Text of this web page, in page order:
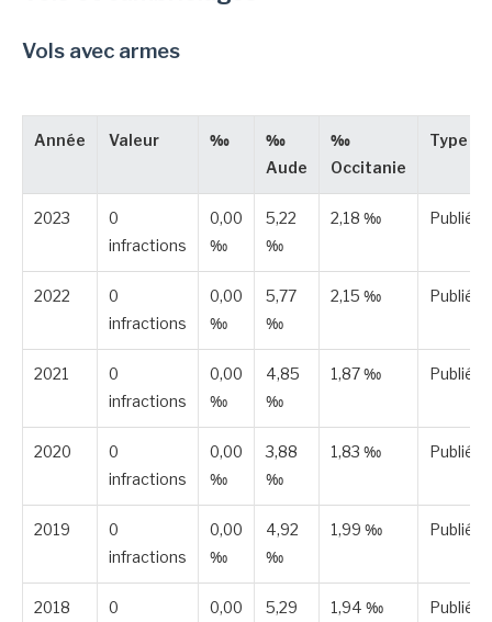
Vols avec armes
Année Valeur ‰
‰
Aude
‰
Occitanie
Type
2023
0
infractions
0,00
‰
5,22
‰
2,18 ‰ Publiée
2022
0
infractions
0,00
‰
5,77
‰
2,15 ‰ Publiée
2021
0
infractions
0,00
‰
4,85
‰
1,87 ‰ Publiée
2020
0
infractions
0,00
‰
3,88
‰
1,83 ‰ Publiée
2019
0
infractions
0,00
‰
4,92
‰
1,99 ‰ Publiée
2018
0
0,00
5,29
1,94 ‰ Publiée